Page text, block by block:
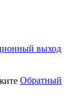
выход
Обратный